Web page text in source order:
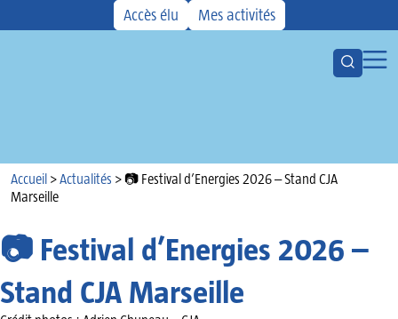
Accès élu Mes activités
Accueil
Ouvrir la
Kiosque
Agenda
Accueil >Actualités >📷 Festival d’Energies 2026 – Stand CJA
Marseille
📷 Festival d’Energies 2026 –
Stand CJA Marseille